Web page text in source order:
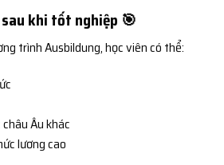
khi tốt nghiệp 🎯
trình Ausbildung, học viên có thể:
Âu khác
lương cao